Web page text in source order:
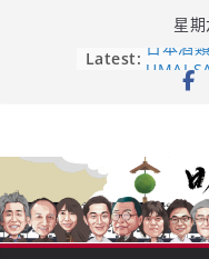
星
Latest: 日本酒
UMAI
市場！
龜之井
吟釀的